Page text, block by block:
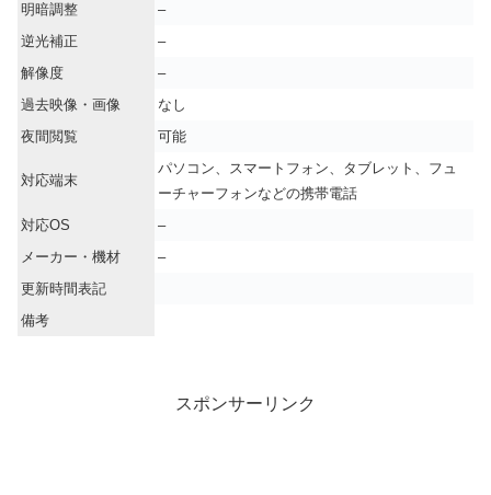
明暗調整
–
逆光補正
–
解像度
–
過去映像・画像
なし
夜間閲覧
可能
対応端末
パソコン、スマートフォン、タブレット、フュ
ーチャーフォンなどの携帯電話
対応OS
–
メーカー・機材
–
更新時間表記
備考
スポンサーリンク